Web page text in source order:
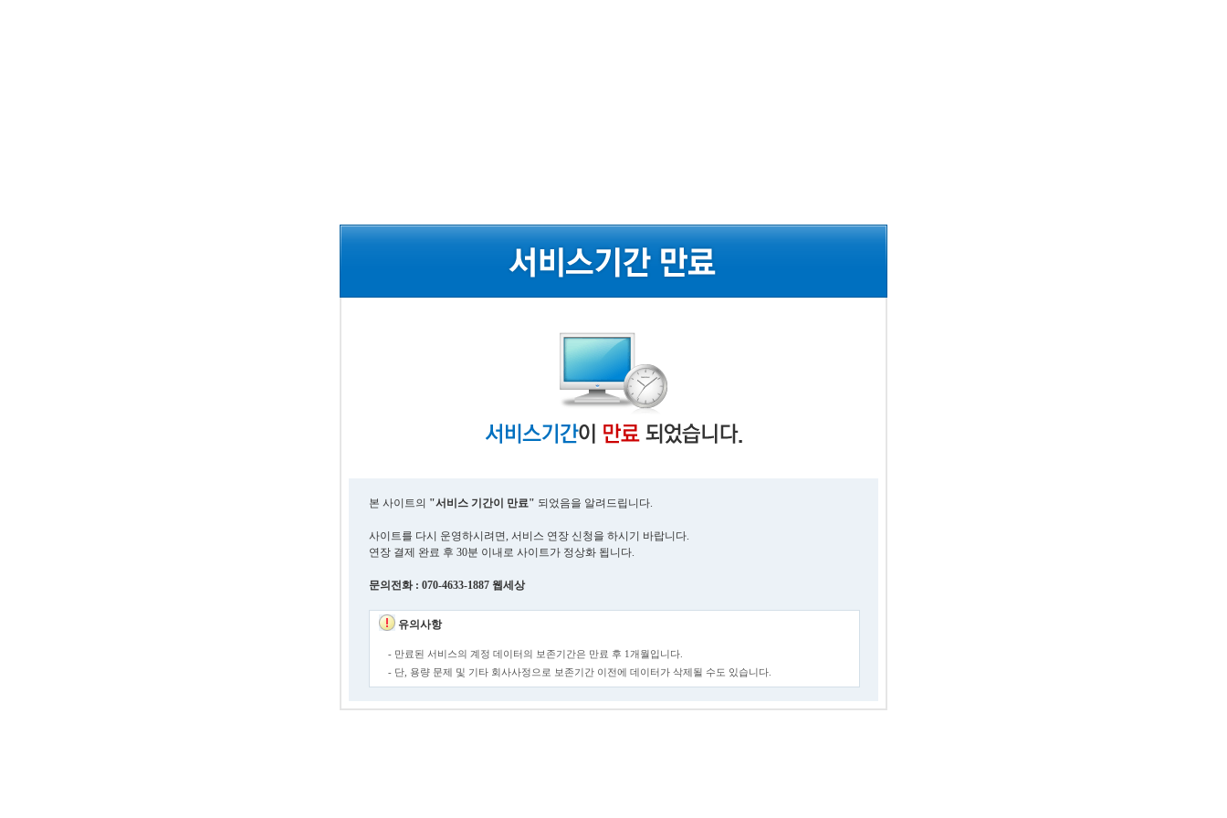
본 사이트의 "서비스 기간이 만료" 되었음을 알려드립니다.
사이트를 다시 운영하시려면, 서비스 연장 신청을 하시기 바랍니다.
연장 결제 완료 후 30분 이내로 사이트가 정상화 됩니다.
문의전화 : 070-4633-1887 웹세상
유의사항
- 만료된 서비스의 계정 데이터의 보존기간은 만료 후 1개월입니다.
- 단, 용량 문제 및 기타 회사사정으로 보존기간 이전에 데이터가 삭제될 수도 있습니다.